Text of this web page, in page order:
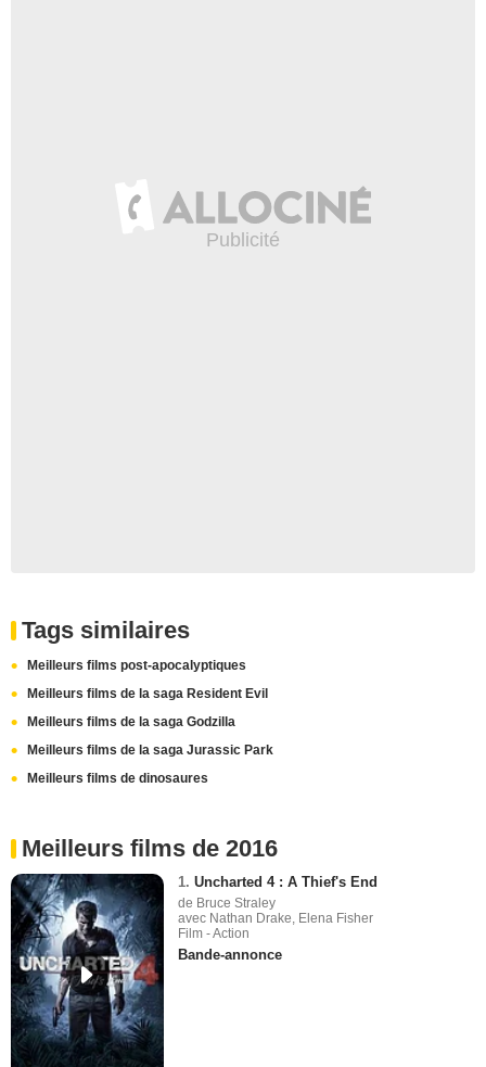
Tags similaires
Meilleurs films post-apocalyptiques
Meilleurs films de la saga Resident Evil
Meilleurs films de la saga Godzilla
Meilleurs films de la saga Jurassic Park
Meilleurs films de dinosaures
Meilleurs films de 2016
1. Uncharted 4 : A Thief's End
de Bruce Straley
avec Nathan Drake, Elena Fisher
Film - Action
Bande-annonce